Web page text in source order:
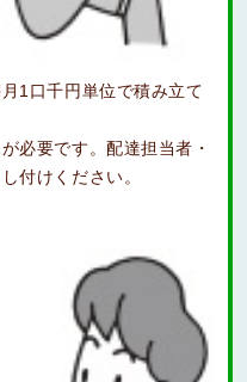
1口千円単位で積み立て
必要です。配達担当者・
付けください。